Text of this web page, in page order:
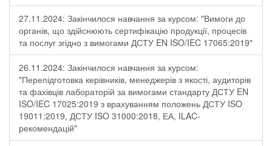
27.11.2024: Закінчилося навчання за курсом: "Вимоги до
органів, що здійснюють сертифікацію продукції, процесів
та послуг згідно з вимогами ДСТУ EN ISO/IEC 17065:2019"
26.11.2024: Закінчилося навчання за курсом:
"Перепідготовка керівників, менеджерів з якості, аудиторів
та фахівців лабораторій за вимогами стандарту ДСТУ EN
ISO/IEC 17025:2019 з врахуванням положень ДСТУ ISO
19011:2019, ДСТУ ISO 31000:2018, ЕА, ILAC-
рекомендацій"